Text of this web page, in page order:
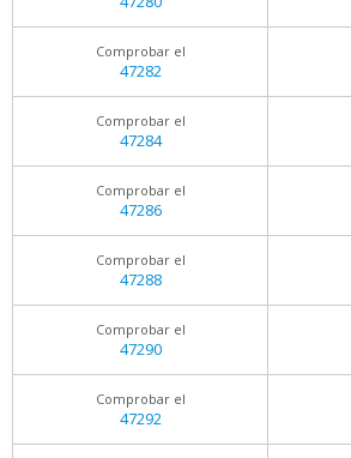
Comprobar el
47282
Comprobar el
47284
Comprobar el
47286
Comprobar el
47288
Comprobar el
47290
Comprobar el
47292